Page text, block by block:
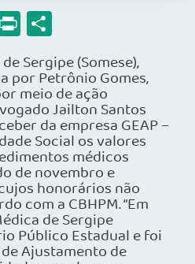
Print
Sergipe (Somese),
por Petrônio Gomes,
meio de ação
Jailton Santos
da empresa GEAP –
Social os valores
médicos
de novembro e
honorários não
com a CBHPM. “Em
de Sergipe
Público Estadual e foi
Ajustamento de